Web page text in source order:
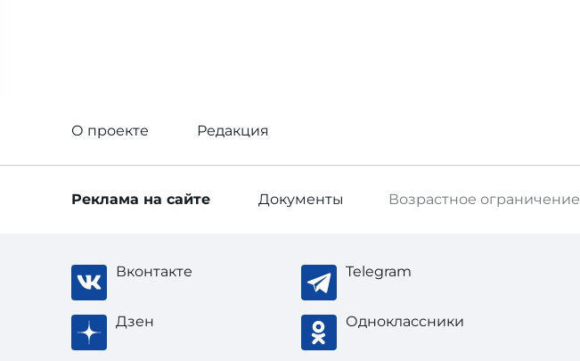
О проекте Редакция
Возрастное ограничение
Реклама на сайте Документы
Вконтакте Telegram
Дзен Одноклассники